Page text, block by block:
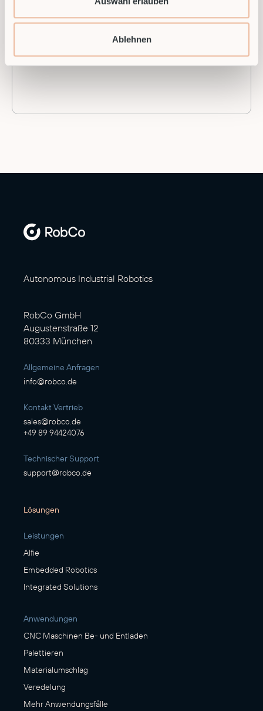
Ablehnen
Vertrieb kontaktieren
Autonomous Industrial Robotics
RobCo GmbH
Augustenstraße 12
80333 München
Allgemeine Anfragen
info@robco.de
Kontakt Vertrieb
sales@robco.de
+49 89 94424076
Technischer Support
support@robco.de
Lösungen
Leistungen
Alfie
Embedded Robotics
Integrated Solutions
Anwendungen
CNC Maschinen Be- und Entladen
Palettieren
Materialumschlag
Veredelung
Mehr Anwendungsfälle